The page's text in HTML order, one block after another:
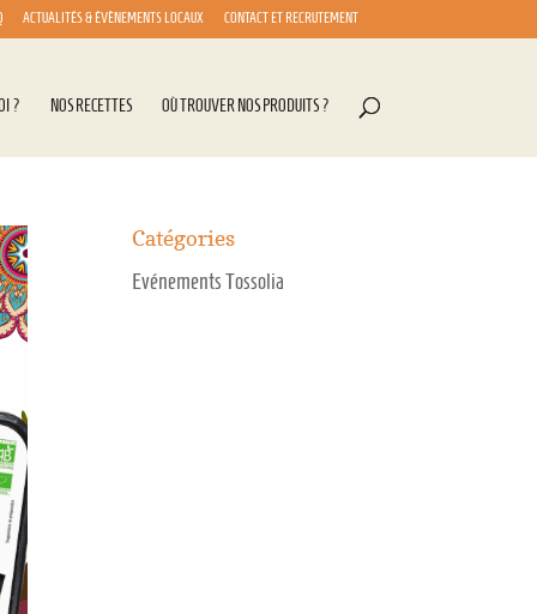
ACTUALITÉS & ÉVÈNEMENTS LOCAUX CONTACT ET RECRUTEMENT
? NOS RECETTES OÙ TROUVER NOS PRODUITS ?
Catégories
Evénements Tossolia